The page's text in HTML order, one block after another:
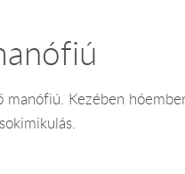
Kezében